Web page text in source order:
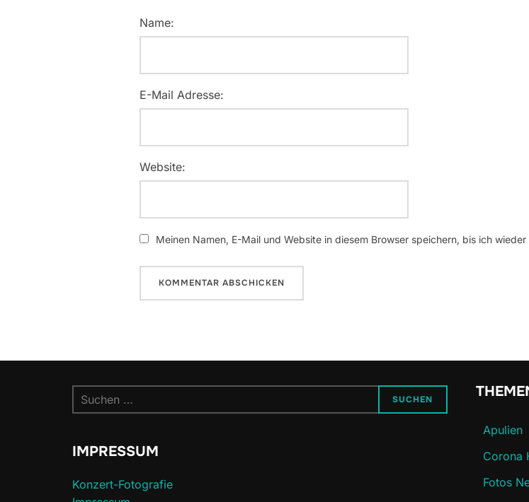
Name:
E-Mail Adresse:
Website:
Meinen Namen, E-Mail und Website in diesem Browser speichern, bis ich
Suchen
nach:
SUCHEN
IMPRESSUM
Konzert-Fotografie
Apulien
Corona
Fotos